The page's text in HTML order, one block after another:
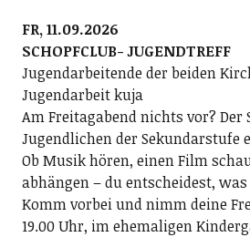
FR, 11.09.2026
SCHOPFCLUB- JUGENDTREFF
Jugendarbeitende der beiden
Jugendarbeit kuja
Am Freitagabend nichts vor? Der
Jugendlichen der Sekundarstufe
Ob Musik hören, einen Film
abhängen – du entscheidest,
Komm vorbei und nimm deine
19.00 Uhr, im ehemaligen